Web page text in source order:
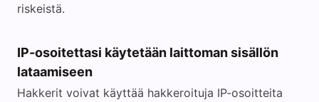
riskeistä.
IP-osoitettasi käytetään laittoman sisällön
lataamiseen
Hakkerit voivat käyttää hakkeroituja IP-osoitteita